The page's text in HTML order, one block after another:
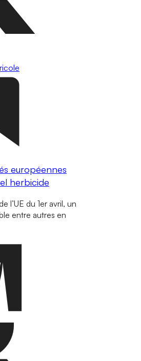
européennes
herbicide
l’UE du 1er avril, un
entre autres en